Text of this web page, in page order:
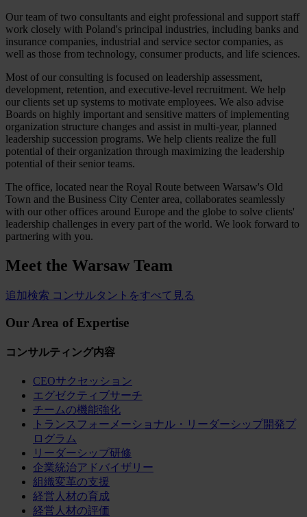
Our team of two consultants and eight professional and support staff
work closely with Poland's principal industries, including banks and
insurance companies, industrial and service sector companies, as
well as those from technology, consumer products, and life sciences.
Most of our consulting is focused on leadership assessment,
development, retention, and executive-level recruitment. We help
our clients set up systems to motivate employees. We also advise
Boards on highly important and sensitive matters of implementing
organization structure changes and assist in multi-year, planned
leadership succession programs. We help clients realize the full
potential of their organization through maximizing the leadership
potential of their senior teams.
The office, located near the Royal Route between Warsaw's Old
Town and the Business City Center area, collaborates seamlessly
with our other offices around Europe and the globe to solve clients'
leadership challenges in every part of the world. We look forward to
partnering with you.
Meet the Warsaw Team
追加検索 コンサルタントをすべて見る
Our Area of Expertise
コンサルティング内容
CEOサクセッション
エグゼクティブサーチ
チームの機能強化
トランスフォーメーショナル・リーダーシップ開発プ
ログラム
リーダーシップ研修
企業統治アドバイザリー
組織変革の支援
経営人材の育成
経営人材の評価